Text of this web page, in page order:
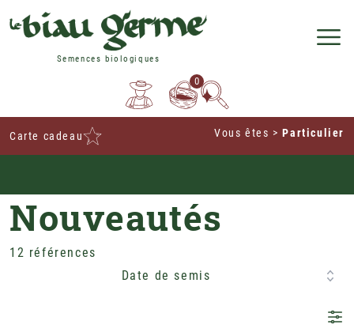
Semences biologiques
0
Carte cadeau Vous êtes >Particulier
Nouveautés
Date de semis
12 références